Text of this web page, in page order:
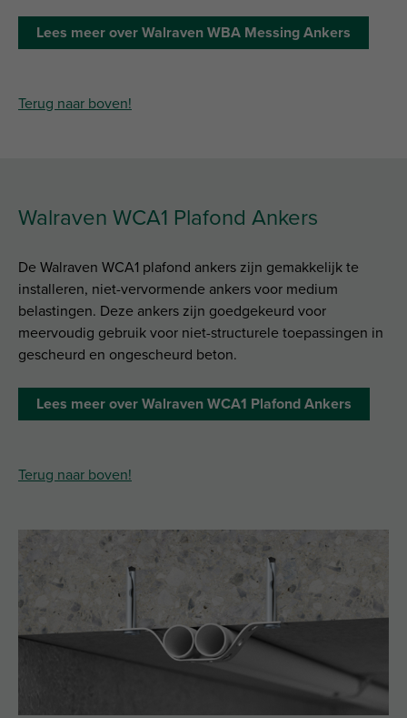
Lees meer over Walraven WBA Messing Ankers
Terug naar boven!
Walraven WCA1 Plafond Ankers
De Walraven WCA1 plafond ankers zijn gemakkelijk te
installeren, niet-vervormende ankers voor medium
belastingen. Deze ankers zijn goedgekeurd voor
meervoudig gebruik voor niet-structurele toepassingen in
gescheurd en ongescheurd beton.
Lees meer over Walraven WCA1 Plafond Ankers
Terug naar boven!